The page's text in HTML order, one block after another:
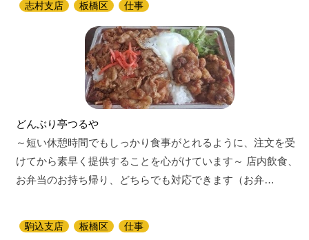
志村支店 板橋区 仕事
どんぶり亭つるや
～短い休憩時間でもしっかり食事がとれるように、注文を受
けてから素早く提供することを心がけています～ 店内飲食、
お弁当のお持ち帰り、どちらでも対応できます（お弁…
駒込支店 板橋区 仕事